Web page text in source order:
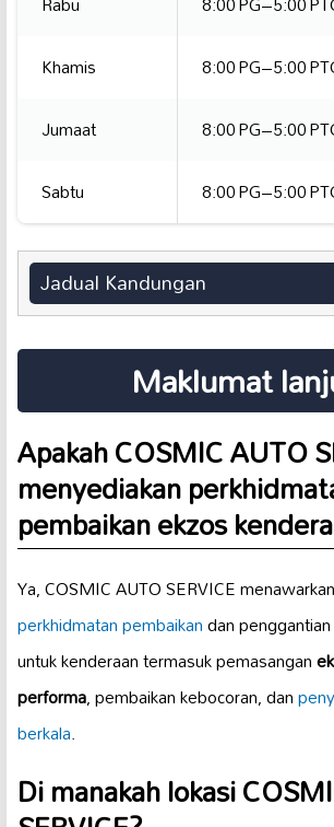
Khamis
8:00 PG–5:00
Jumaat
8:00 PG–5:00
Sabtu
8:00 PG–5:00
Jadual Kandungan
Maklumat
Apakah COSMIC AUTO
menyediakan
pembaikan ekzos
Ya, COSMIC AUTO SERVICE
perkhidmatan pembaikandan penggantian
untuk kenderaan termasuk pemasangan
performa, pembaikan kebocoran, dan
berkala.
Di manakah lokasi